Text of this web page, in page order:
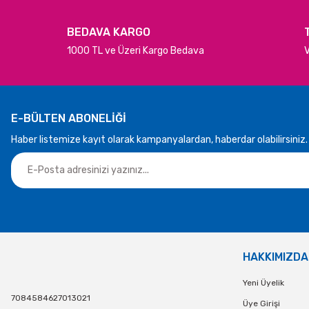
BEDAVA KARGO
1000 TL ve Üzeri Kargo Bedava
E-BÜLTEN ABONELİĞİ
Haber listemize kayıt olarak kampanyalardan, haberdar olabilirsiniz.
7084584627013021
HAKKIMIZDA
Yeni Üyelik
Üye Girişi